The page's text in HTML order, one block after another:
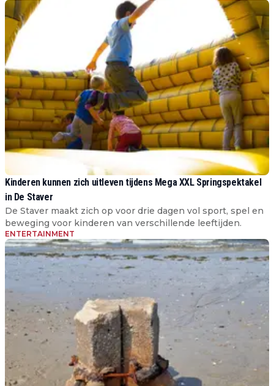
Kinderen kunnen zich uitleven tijdens Mega XXL Springspektakel
in De Staver
De Staver maakt zich op voor drie dagen vol sport, spel en
beweging voor kinderen van verschillende leeftijden.
ENTERTAINMENT